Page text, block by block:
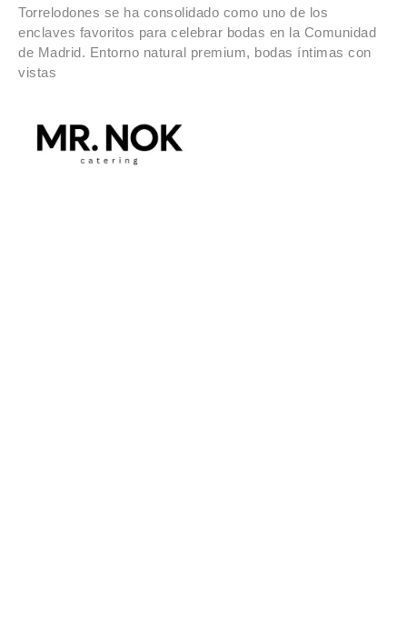
Torrelodones se ha consolidado como uno de los
enclaves favoritos para celebrar bodas en la Comunidad
de Madrid. Entorno natural premium, bodas íntimas con
vistas